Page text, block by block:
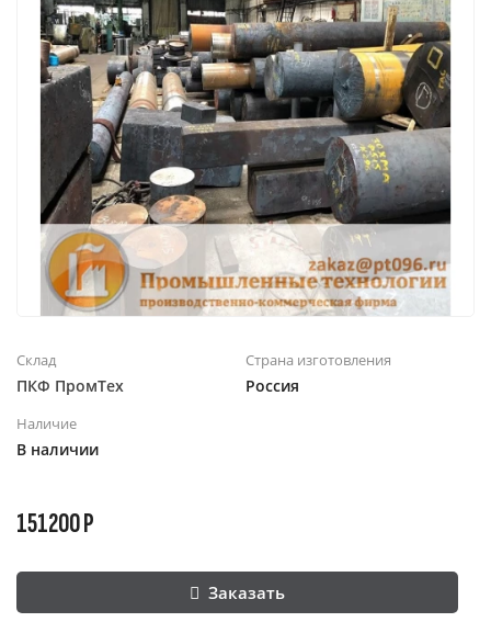
Склад
ПКФ ПромТех
Страна изготовления
Россия
Наличие
В наличии
151200 Р
Заказать